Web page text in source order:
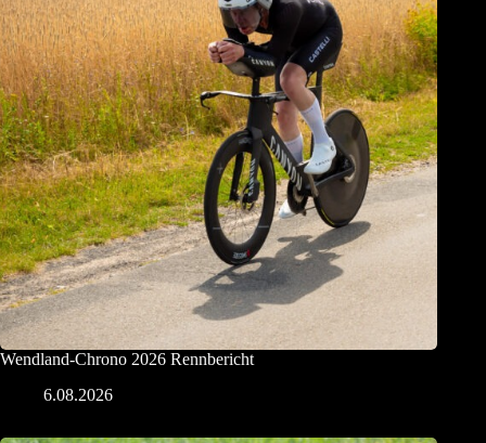
Wendland-Chrono 2026 Rennbericht
6.08.2026